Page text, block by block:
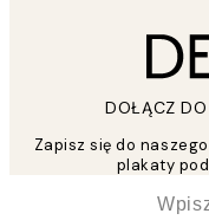
DOŁĄCZ DO
Zapisz się do
plakaty